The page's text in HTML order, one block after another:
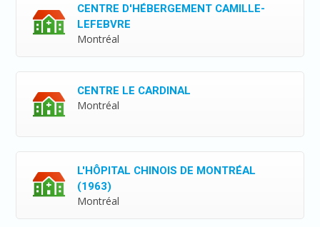
CENTRE D'HÉBERGEMENT CAMILLE-
LEFEBVRE
Montréal
CENTRE LE CARDINAL
Montréal
L'HÔPITAL CHINOIS DE MONTRÉAL
(1963)
Montréal